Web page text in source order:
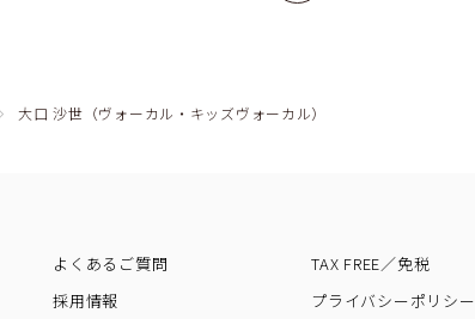
大口 沙世（ヴォーカル・キッズヴォーカル）
よくあるご質問
採用情報
TAX FREE／免税
プライバシーポリシー